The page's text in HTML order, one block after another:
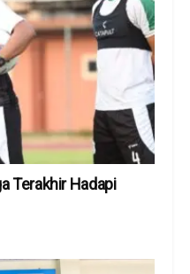
Terakhir Hadapi